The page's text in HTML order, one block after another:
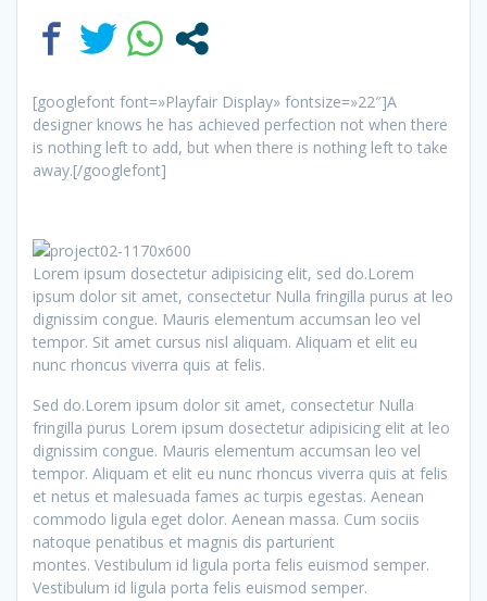
[googlefont font=»Playfair Display» fontsize=»22″]A
designer knows he has achieved perfection not when there
is nothing left to add, but when there is nothing left to take
away.[/googlefont]
Lorem ipsum dosectetur adipisicing elit, sed do.Lorem
ipsum dolor sit amet, consectetur Nulla fringilla purus at leo
dignissim congue. Mauris elementum accumsan leo vel
tempor. Sit amet cursus nisl aliquam. Aliquam et elit eu
nunc rhoncus viverra quis at felis.
Sed do.Lorem ipsum dolor sit amet, consectetur Nulla
fringilla purus Lorem ipsum dosectetur adipisicing elit at leo
dignissim congue. Mauris elementum accumsan leo vel
tempor. Aliquam et elit eu nunc rhoncus viverra quis at felis
et netus et malesuada fames ac turpis egestas. Aenean
commodo ligula eget dolor. Aenean massa. Cum sociis
natoque penatibus et magnis dis parturient
montes. Vestibulum id ligula porta felis euismod semper.
Vestibulum id ligula porta felis euismod semper.